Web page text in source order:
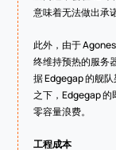
意味着无法做出承
此外，由于
终维持预热的服务
据 Edgegap 的舰
之下，Edgegap
零容量浪费。
工程成本